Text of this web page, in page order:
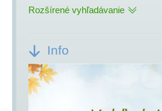
Rozšírené vyhľadávanie
Info